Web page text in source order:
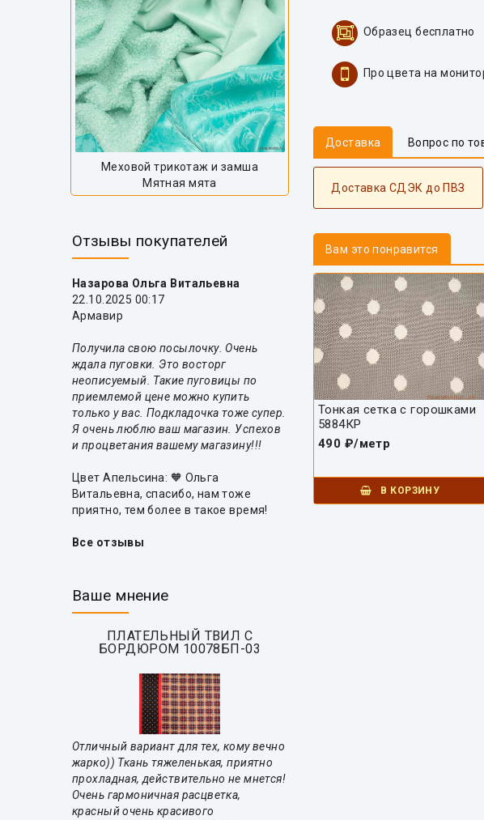
Образец бесплатно
Про цвета на
Доставка Вопрос по
Доставка СДЭК до ПВЗ
Вам это понравится
Тонкая сетка с горошками
5884КР
490 ₽/метр
В КОРЗИНУ
Меховой трикотаж и замша
Мятная мята
Отзывы покупателей
Назарова Ольга Витальевна
22.10.2025 00:17
Армавир
Получила свою посылочку. Очень
ждала пуговки. Это восторг
неописуемый. Такие пуговицы по
приемлемой цене можно купить
только у вас. Подкладочка тоже супер.
Я очень люблю ваш магазин. Успехов
и процветания вашему магазину!!!
Цвет Апельсина: 🧡 Ольга
Витальевна, спасибо, нам тоже
приятно, тем более в такое время!
Все отзывы
Ваше мнение
ПЛАТЕЛЬНЫЙ ТВИЛ С
БОРДЮРОМ 10078БП-03
Отличный вариант для тех, кому вечно
жарко)) Ткань тяжеленькая, приятно
прохладная, действительно не мнется!
Очень гармоничная расцветка,
красный очень красивого